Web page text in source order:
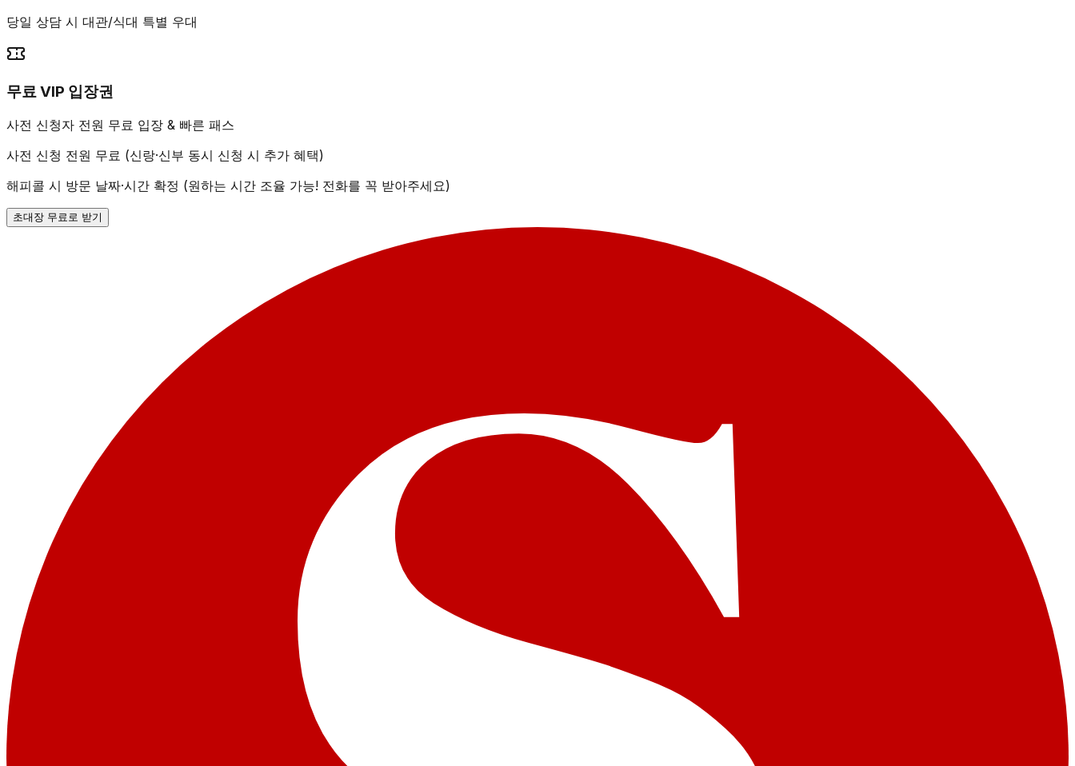
당일 상담 시 대관/식대 특별 우대
무료 VIP 입장권
사전 신청자 전원 무료 입장 & 빠른 패스
사전 신청 전원 무료 (신랑·신부 동시 신청 시 추가 혜택)
해피콜 시 방문 날짜·시간 확정 (원하는 시간 조율 가능! 전화를 꼭 받아주세요)
초대장 무료로 받기